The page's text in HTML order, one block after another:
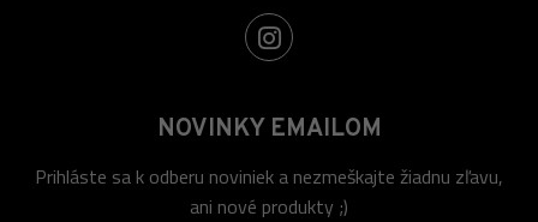
NOVINKY EMAILOM
Prihláste sa k odberu noviniek a nezmeškajte žiadnu zľavu,
ani nové produkty ;)